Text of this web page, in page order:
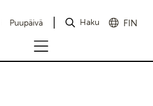
Puupäivä Haku FIN